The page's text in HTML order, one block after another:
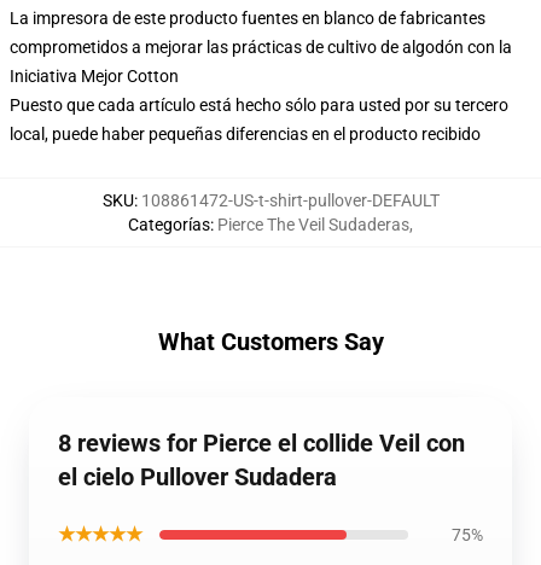
La impresora de este producto fuentes en blanco de fabricantes
comprometidos a mejorar las prácticas de cultivo de algodón con la
Iniciativa Mejor Cotton
Puesto que cada artículo está hecho sólo para usted por su tercero
local, puede haber pequeñas diferencias en el producto recibido
SKU: 108861472-US-t-shirt-pullover-DEFAULT
Categorías: Pierce The Veil Sudaderas,
What Customers Say
8 reviews for Pierce el collide Veil con
el cielo Pullover Sudadera
★★★★★ 75%